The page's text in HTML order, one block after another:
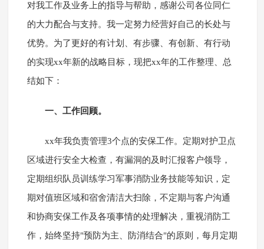
对我工作及业务上的指导与帮助，感谢公司各位同仁
的大力配合与支持。我一定努力经营好自己的长处与
优势。为了更好的有计划、有步骤、有创新、有行动
的实现xx年新的战略目标，现把xx年的工作整理、总
结如下：
一、工作回顾。
xx年我负责管理3个点的安保工作。定期对护卫点
区域进行安全大检查，有漏洞的及时汇报客户领导，
定期组织队员训练学习军事消防业务技能等知识，定
期对值班区域和宿舍清洁大扫除，不定期与客户沟通
和协商安保工作及各项事情的处理解决，重视消防工
作，始终坚持"预防为主、防消结合"的原则，每月定期